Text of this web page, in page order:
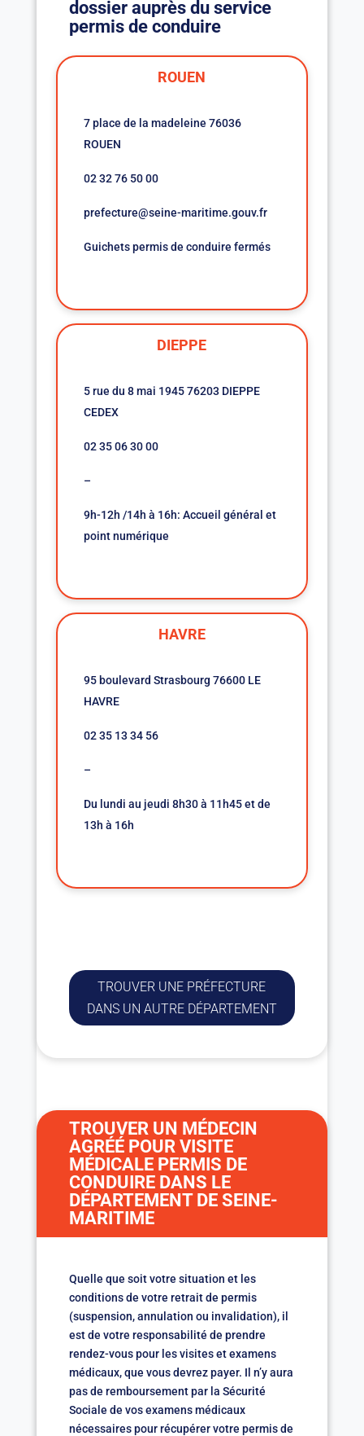
dossier auprès du service
permis de conduire
ROUEN
7 place de la madeleine 76036
ROUEN
02 32 76 50 00
prefecture@seine-maritime.gouv.fr
Guichets permis de conduire fermés
DIEPPE
5 rue du 8 mai 1945 76203 DIEPPE
CEDEX
02 35 06 30 00
–
9h-12h /14h à 16h: Accueil général et
point numérique
HAVRE
95 boulevard Strasbourg 76600 LE
HAVRE
02 35 13 34 56
–
Du lundi au jeudi 8h30 à 11h45 et de
13h à 16h
TROUVER UNE PRÉFECTURE
DANS UN AUTRE DÉPARTEMENT
TROUVER UN MÉDECIN
AGRÉÉ POUR VISITE
MÉDICALE PERMIS DE
CONDUIRE DANS LE
DÉPARTEMENT DE SEINE-
MARITIME
Quelle que soit votre situation et les
conditions de votre retrait de permis
(suspension, annulation ou invalidation), il
est de votre responsabilité de prendre
rendez-vous pour les visites et examens
médicaux, que vous devrez payer. Il n’y aura
pas de remboursement par la Sécurité
Sociale de vos examens médicaux
nécessaires pour récupérer votre permis de